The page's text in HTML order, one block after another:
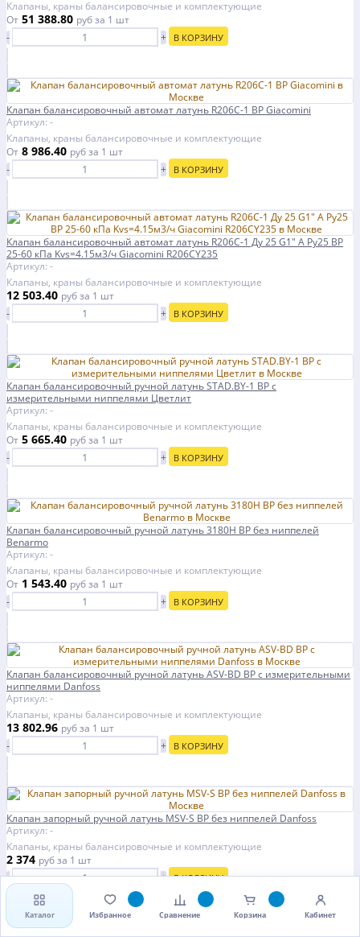
Клапаны, краны балансировочные и комплектующие
От 51 388.80 рубза 1 шт
-
+ В КОРЗИНУ
Клапан балансировочный автомат латунь R206C-1 ВР Giacomini
Артикул: -
Клапаны, краны балансировочные и комплектующие
От 8 986.40 рубза 1 шт
-
+ В КОРЗИНУ
Клапан балансировочный автомат латунь R206C-1 Ду 25 G1" A Ру25 ВР
25-60 кПа Kvs=4.15м3/ч Giacomini R206CY235
Артикул: -
Клапаны, краны балансировочные и комплектующие
12 503.40 рубза 1 шт
-
+ В КОРЗИНУ
Клапан балансировочный ручной латунь STAD.BY-1 ВР с
измерительными ниппелями Цветлит
Артикул: -
Клапаны, краны балансировочные и комплектующие
От 5 665.40 рубза 1 шт
-
+ В КОРЗИНУ
Клапан балансировочный ручной латунь 3180H ВР без ниппелей
Benarmo
Артикул: -
Клапаны, краны балансировочные и комплектующие
От 1 543.40 рубза 1 шт
-
+ В КОРЗИНУ
Клапан балансировочный ручной латунь ASV-BD ВР с измерительными
ниппелями Danfoss
Артикул: -
Клапаны, краны балансировочные и комплектующие
13 802.96 рубза 1 шт
-
+ В КОРЗИНУ
Клапан запорный ручной латунь MSV-S ВР без ниппелей Danfoss
Артикул: -
Клапаны, краны балансировочные и комплектующие
2 374 рубза 1 шт
-
+ В КОРЗИНУ
Каталог Избранное Сравнение Корзина Кабинет